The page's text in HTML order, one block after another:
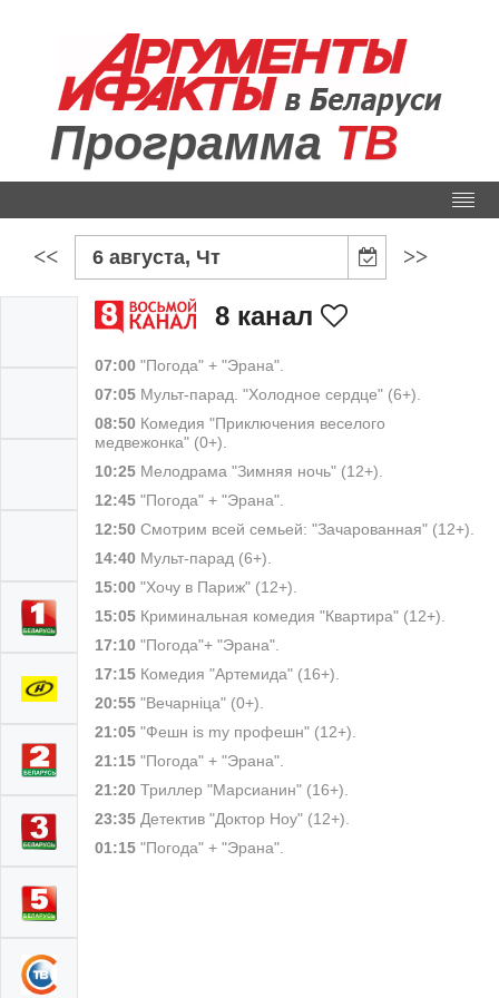
Программа ТВ
<< 6 августа, Чт >>
8 канал
07:00 "Погода" + "Эрана".
07:05 Мульт-парад. "Холодное сердце" (6+).
08:50 Комедия "Приключения веселого
медвежонка" (0+).
10:25 Мелодрама "Зимняя ночь" (12+).
12:45 "Погода" + "Эрана".
12:50 Смотрим всей семьей: "Зачарованная" (12+).
14:40 Мульт-парад (6+).
15:00 "Хочу в Париж" (12+).
15:05 Криминальная комедия "Квартира" (12+).
17:10 "Погода"+ "Эрана".
17:15 Комедия "Артемида" (16+).
20:55 "Вечарнiца" (0+).
21:05 "Фешн is my профешн" (12+).
21:15 "Погода" + "Эрана".
21:20 Триллер "Марсианин" (16+).
23:35 Детектив "Доктор Ноу" (12+).
01:15 "Погода" + "Эрана".